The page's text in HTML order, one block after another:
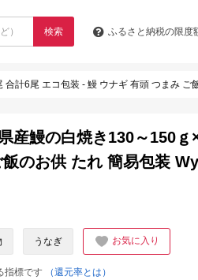
検索 ふるさと納税の限度
計6尾 エコ包装 - 鰻 ウナギ 有頭 つまみ ご
産鰻の白焼き130～150
のお供 たれ 簡易包装
うなぎ お気に入り
指標です
（還元率とは）